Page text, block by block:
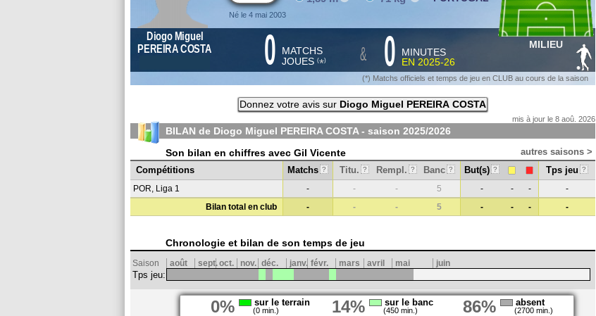
Né le 4 mai 2003
Diogo Miguel
PEREIRA COSTA
0 MATCHS
JOUES (*) & 0
MINUTES
EN 2025-26
MILIEU
(*) Matchs officiels et temps de jeu en CLUB au cours de la saison
Donnez votre avis sur Diogo Miguel PEREIRA COSTA
mis à jour le 8 aoû. 2026
BILAN de Diogo Miguel PEREIRA COSTA - saison 2025/2026
Son bilan en chiffres avec Gil Vicente
autres saisons >
Compétitions
Matchs ? Titu. ? Rempl. ? Banc ? But(s) ? Tps jeu ?
POR, Liga 1 - - - 5 - - -
-
Bilan total en club
- - - 5 - - - -
Chronologie et bilan de son temps de jeu
Saison août sept.oct. nov. déc. janv. févr. mars avril mai juin
Tps jeu:
0% sur le terrain
(0 min.) 14% sur le banc
(450 min.) 86% absent
(2700 min.)